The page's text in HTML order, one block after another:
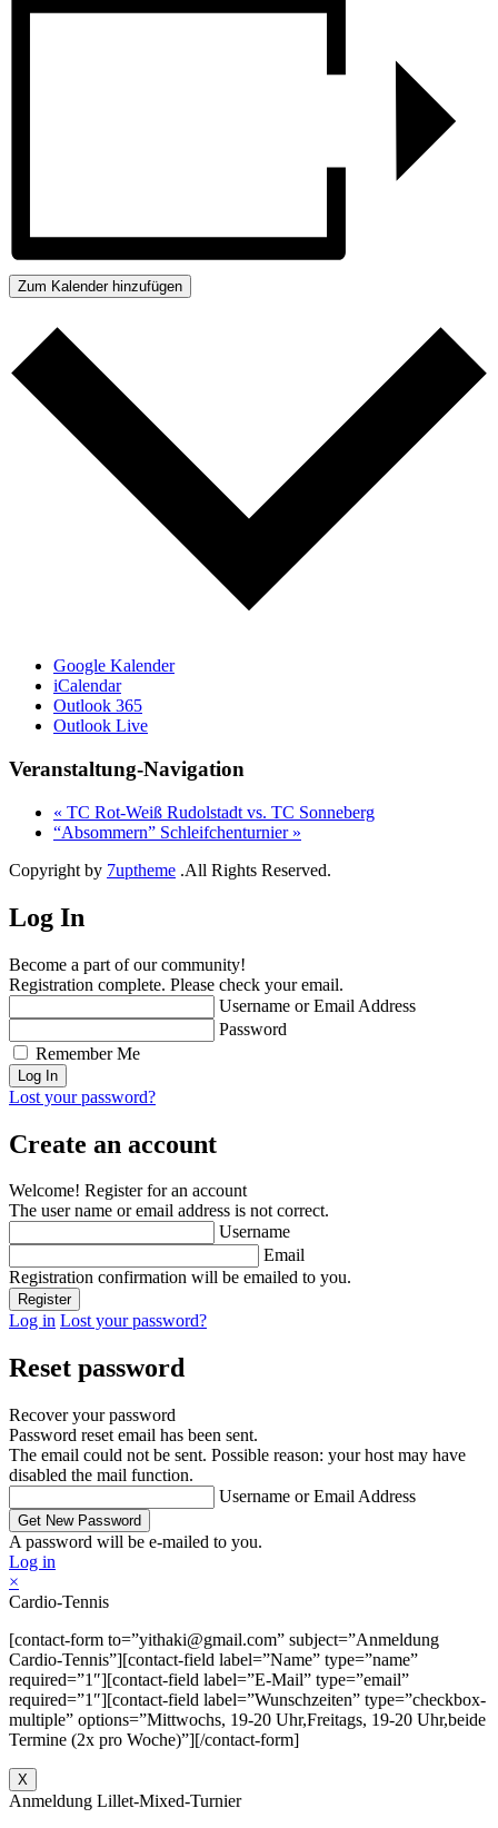
Zum Kalender hinzufügen
Google Kalender
iCalendar
Outlook 365
Outlook Live
Veranstaltung-Navigation
« TC Rot-Weiß Rudolstadt vs. TC Sonneberg
“Absommern” Schleifchenturnier »
Copyright by 7uptheme .All Rights Reserved.
Log In
Become a part of our community!
Registration complete. Please check your email.
Username or Email Address
Password
Remember Me
Lost your password?
Create an account
Welcome! Register for an account
The user name or email address is not correct.
Username
Email
Registration confirmation will be emailed to you.
Log in Lost your password?
Reset password
Recover your password
Password reset email has been sent.
The email could not be sent. Possible reason: your host may have
disabled the mail function.
Username or Email Address
A password will be e-mailed to you.
Log in
×
Cardio-Tennis
[contact-form to=”yithaki@gmail.com” subject=”Anmeldung
Cardio-Tennis”][contact-field label=”Name” type=”name”
required=”1″][contact-field label=”E-Mail” type=”email”
required=”1″][contact-field label=”Wunschzeiten” type=”checkbox-
multiple” options=”Mittwochs, 19-20 Uhr,Freitags, 19-20 Uhr,beide
Termine (2x pro Woche)”][/contact-form]
X
Anmeldung Lillet-Mixed-Turnier